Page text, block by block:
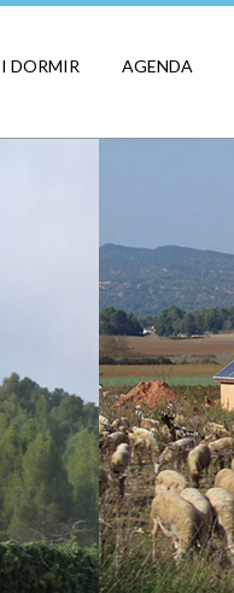
DORMIR AGENDA